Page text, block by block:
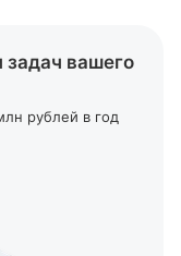
задач вашего
рублей в год